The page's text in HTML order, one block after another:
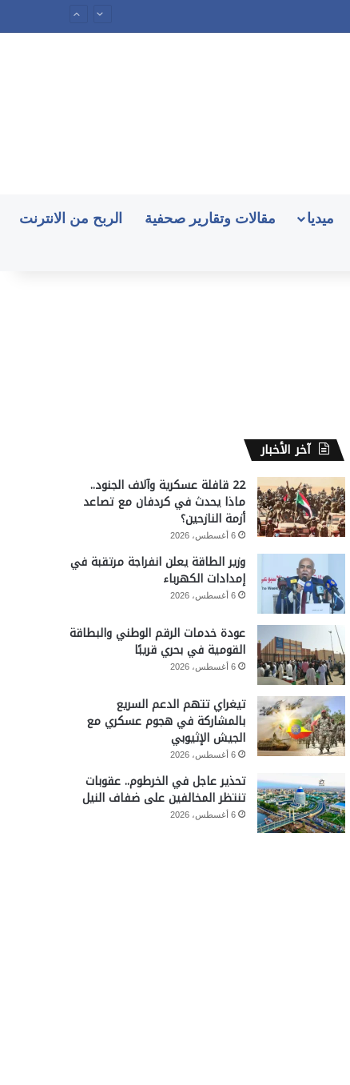
ميديا مقالات وتقارير صحفية الربح من الانترنت
آخر الأخبار
22 قافلة عسكرية وآلاف الجنود..
ماذا يحدث في كردفان مع تصاعد
أزمة النازحين؟
6 أغسطس، 2026
وزير الطاقة يعلن انفراجة مرتقبة في
إمدادات الكهرباء
6 أغسطس، 2026
عودة خدمات الرقم الوطني والبطاقة
القومية في بحري قريبًا
6 أغسطس، 2026
تيغراي تتهم الدعم السريع
بالمشاركة في هجوم عسكري مع
الجيش الإثيوبي
6 أغسطس، 2026
تحذير عاجل في الخرطوم.. عقوبات
تنتظر المخالفين على ضفاف النيل
6 أغسطس، 2026